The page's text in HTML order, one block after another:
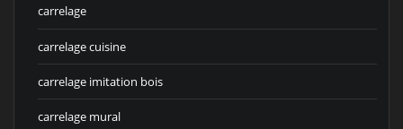
carrelage
carrelage cuisine
carrelage imitation bois
carrelage mural